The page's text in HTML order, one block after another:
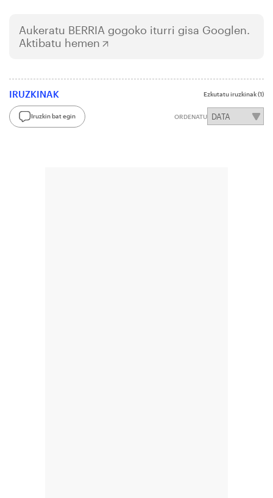
Aukeratu BERRIA gogoko iturri gisa Googlen.
Aktibatu hemen
IRUZKINAK Ezkutatu iruzkinak(1)
Iruzkin bat egin ORDENATU